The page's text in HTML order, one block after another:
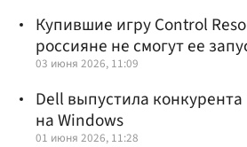
Купившие игру Control
россияне не смогут ее
03 июня 2026, 11:09
Dell выпустила конкурента
на Windows
01 июня 2026, 11:28